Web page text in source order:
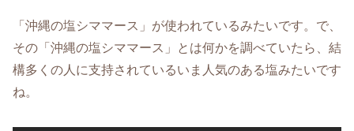
「沖縄の塩シママース」が使われているみたいです。で、
その「沖縄の塩シママース」とは何かを調べていたら、結
構多くの人に支持されているいま人気のある塩みたいです
ね。